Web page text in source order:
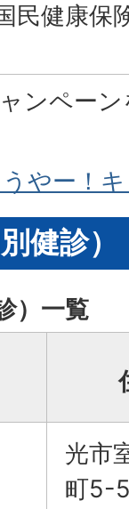
民健康保
ンペー
やー！
健診）
）一覧
光市
町5-